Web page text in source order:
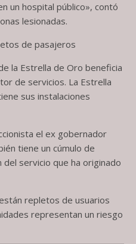
un hospital público», contó
lesionadas.
de pasajeros
la Estrella de Oro beneficia
de servicios. La Estrella
sus instalaciones
el ex gobernador
tiene un cúmulo de
del servicio que ha originado
repletos de usuarios
representan un riesgo